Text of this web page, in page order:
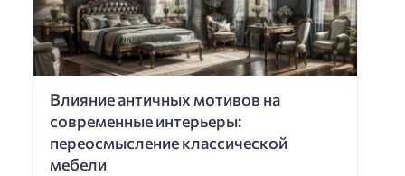
Влияние античных мотивов на
современные интерьеры:
переосмысление классической
мебели